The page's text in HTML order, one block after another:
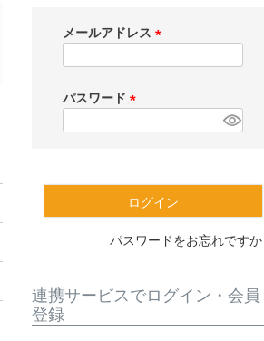
メールアドレス
)
パスワード
ログイン
パスワードをお忘れですか
連携サービスでログイン・会員
登録